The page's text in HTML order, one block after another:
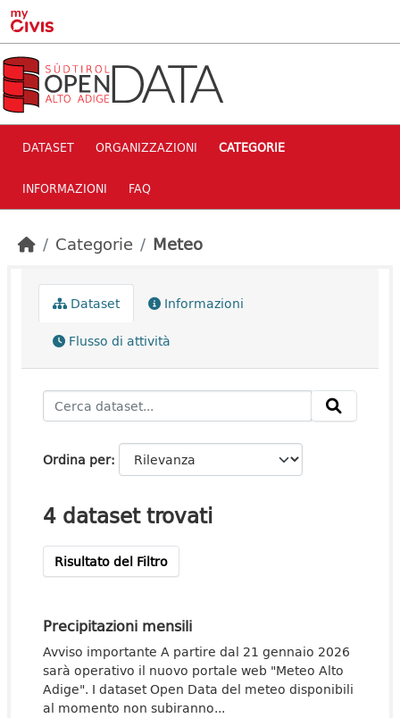
Skip to main content
DATASET ORGANIZZAZIONI CATEGORIE
INFORMAZIONI FAQ
Categorie Meteo
Dataset
Informazioni
Flusso di attività
Ordina per
4 dataset trovati
Risultato del Filtro
Precipitazioni mensili
Avviso importante A partire dal 21 gennaio 2026
sarà operativo il nuovo portale web "Meteo Alto
Adige". I dataset Open Data del meteo disponibili
al momento non subiranno...